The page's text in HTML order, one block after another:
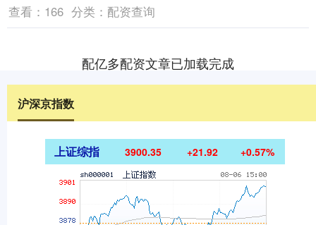
查看： 166 分类： 配资查询
配亿多配资文章已加载完成
沪深京指数
上证综指 3900.35 +21.92 +0.57%